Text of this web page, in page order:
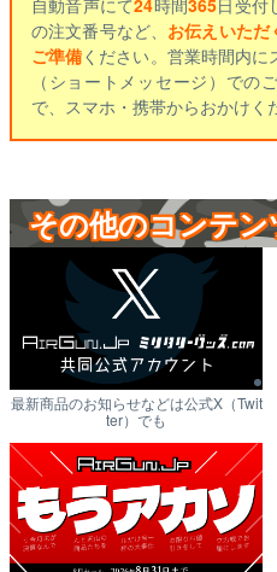
自動音声にて24時間365日受付
の注文番号など、 お伝えいただ
ご準備ください。営業時間内
（ショートメッセージ）での
で、スマホ・携帯からおかけく
その他のコンテ
最新商品のお知らせなどは公式X（Twit
ter）でも